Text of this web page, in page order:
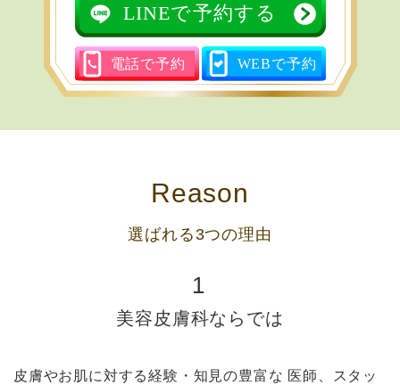
LINEで予約する
電話で予約 WEBで予約
Reason
選ばれる3つの理由
1
美容皮膚科ならでは
皮膚やお肌に対する経験・知見の豊富な 医師、スタッ